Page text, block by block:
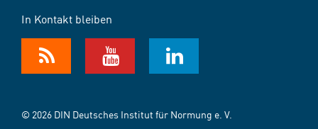
In Kontakt bleiben
© 2026 DIN Deutsches Institut für Normung e. V.